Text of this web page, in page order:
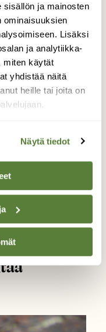
sisällön ja mainosten
ominaisuuksien
Lisäksi
ja analytiikka-
miten käytät
yhdistää näitä
heille tai joita on
Näytä tiedot
Etsi